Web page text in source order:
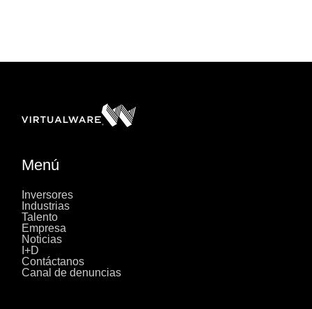
Menú
Inversores
Industrias
Talento
Empresa
Noticias
I+D
Contáctanos
Canal de denuncias